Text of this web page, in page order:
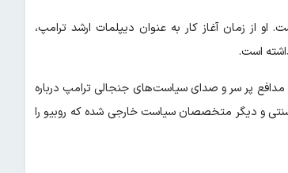
او از زمان آغاز کار به عنوان دیپلمات ارشد ترامپ،
است.
به مدافع پر سر و صدای سیاست‌های جنجالی ترامپ درباره
و دیگر متخصصان سیاست خارجی شده که روبیو را